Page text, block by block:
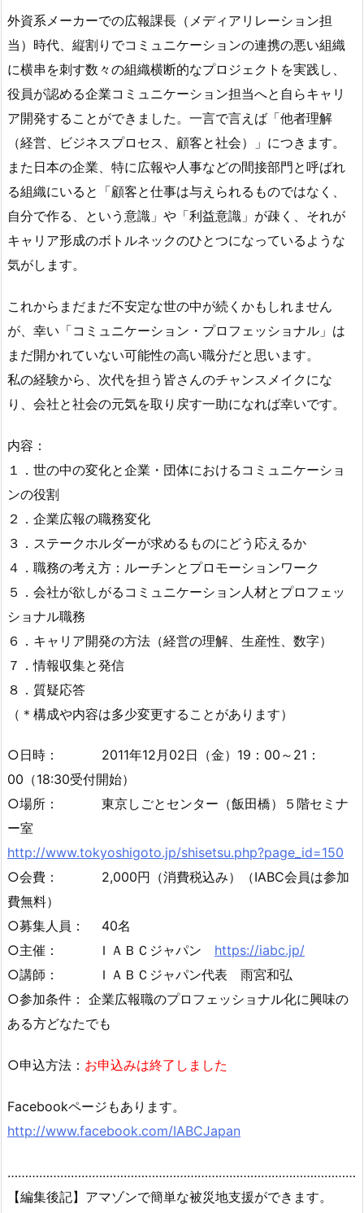
外資系メーカーでの広報課長（メディアリレーション担
当）時代、縦割りでコミュニケーションの連携の悪い組織
に横串を刺す数々の組織横断的なプロジェクトを実践し、
役員が認める企業コミュニケーション担当へと自らキャリ
ア開発することができました。一言で言えば「他者理解
（経営、ビジネスプロセス、顧客と社会）」につきます。
また日本の企業、特に広報や人事などの間接部門と呼ばれ
る組織にいると「顧客と仕事は与えられるものではなく、
自分で作る、という意識」や「利益意識」が疎く、それが
キャリア形成のボトルネックのひとつになっているような
気がします。
これからまだまだ不安定な世の中が続くかもしれません
が、幸い「コミュニケーション・プロフェッショナル」は
まだ開かれていない可能性の高い職分だと思います。
私の経験から、次代を担う皆さんのチャンスメイクにな
り、会社と社会の元気を取り戻す一助になれば幸いです。
内容：
１．世の中の変化と企業・団体におけるコミュニケーショ
ンの役割
２．企業広報の職務変化
３．ステークホルダーが求めるものにどう応えるか
４．職務の考え方：ルーチンとプロモーションワーク
５．会社が欲しがるコミュニケーション人材とプロフェッ
ショナル職務
６．キャリア開発の方法（経営の理解、生産性、数字）
７．情報収集と発信
８．質疑応答
（＊構成や内容は多少変更することがあります）
○日時： 2011年12月02日（金）19：00～21：
00（18:30受付開始）
○場所： 東京しごとセンター（飯田橋）５階セミナ
ー室
http://www.tokyoshigoto.jp/shisetsu.php?page_id=150
○会費： 2,000円（消費税込み）（IABC会員は参加
費無料）
○募集人員： 40名
○主催： ＩＡＢＣジャパン https://iabc.jp/
○講師： ＩＡＢＣジャパン代表 雨宮和弘
○参加条件： 企業広報職のプロフェッショナル化に興味の
ある方どなたでも
○申込方法： お申込みは終了しました
Facebookページもあります。
http://www.facebook.com/IABCJapan
………………………………………………………………………………………
【編集後記】アマゾンで簡単な被災地支援ができます。